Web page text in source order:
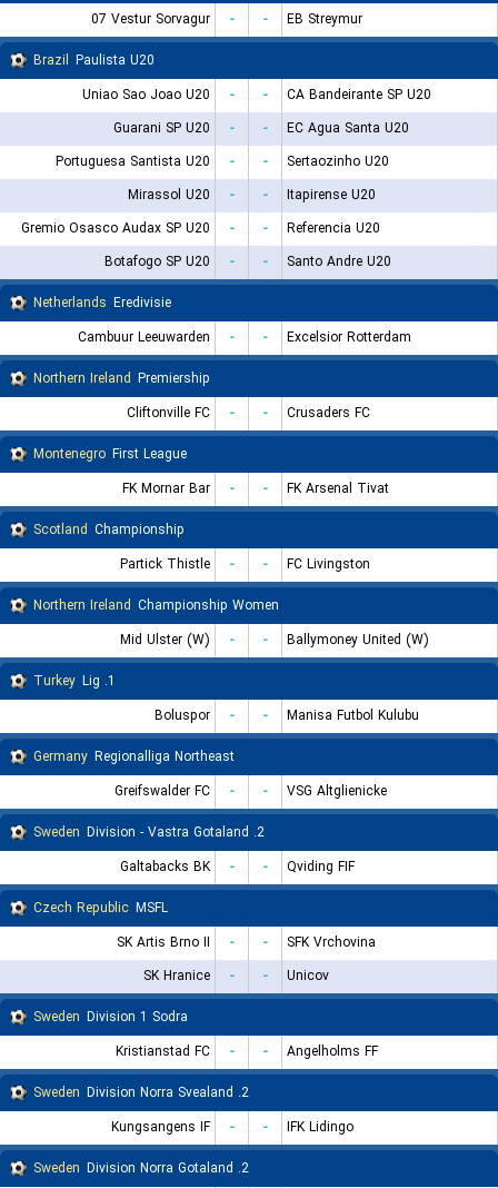
07 Vestur Sorvagur
- -
EB Streymur
Brazil Paulista U20
Uniao Sao Joao U20
- -
CA Bandeirante SP U20
Guarani SP U20
- -
EC Agua Santa U20
Portuguesa Santista U20
- -
Sertaozinho U20
Mirassol U20
- -
Itapirense U20
Gremio Osasco Audax SP U20
- -
Referencia U20
Botafogo SP U20
- -
Santo Andre U20
Netherlands Eredivisie
Cambuur Leeuwarden
- -
Excelsior Rotterdam
Northern Ireland Premiership
Cliftonville FC
- -
Crusaders FC
Montenegro First League
FK Mornar Bar
- -
FK Arsenal Tivat
Scotland Championship
Partick Thistle
- -
FC Livingston
Northern Ireland Championship Women
Mid Ulster (W)
- -
Ballymoney United (W)
Turkey
1. Lig
Boluspor
- -
Manisa Futbol Kulubu
Germany Regionalliga Northeast
Greifswalder FC
- -
VSG Altglienicke
Sweden
2. Division - Vastra Gotaland
Galtabacks BK
- -
Qviding FIF
Czech Republic MSFL
SK Artis Brno II
- -
SFK Vrchovina
SK Hranice
- -
Unicov
Sweden Division 1 Sodra
Kristianstad FC
- -
Angelholms FF
Sweden
2. Division Norra Svealand
Kungsangens IF
- -
IFK Lidingo
Sweden
2. Division Norra Gotaland